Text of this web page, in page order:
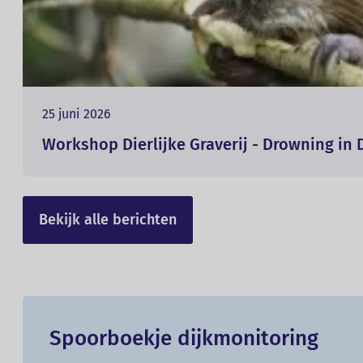
25 juni 2026
Workshop Dierlijke Graverij - Drowning in
Bekijk alle berichten
Spoorboekje dijkmonitoring